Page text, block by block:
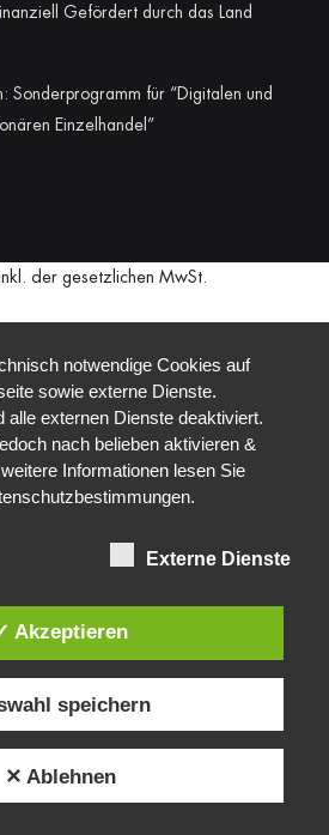
Gefördert durch das Land
Sonderprogramm für “Digitalen und
Einzelhandel”
der gesetzlichen MwSt.
notwendige Cookies auf
sowie externe Dienste.
alle externen Dienste deaktiviert.
nach belieben aktivieren &
Informationen lesen Sie
Externe Dienste
Akzeptieren
speichern
✕ Ablehnen